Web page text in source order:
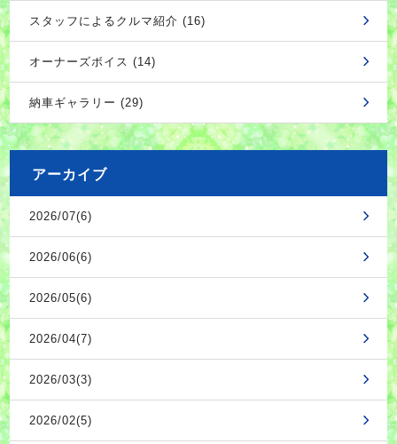
スタッフによるクルマ紹介 (16)
オーナーズボイス (14)
納車ギャラリー (29)
アーカイブ
2026/07(6)
2026/06(6)
2026/05(6)
2026/04(7)
2026/03(3)
2026/02(5)